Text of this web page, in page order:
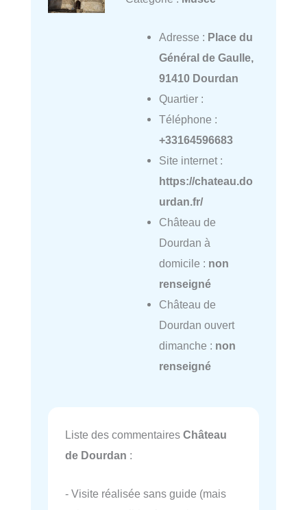
Adresse : Place du
Général de Gaulle,
91410 Dourdan
Quartier :
Téléphone :
+33164596683
Site internet :
https://chateau.do
urdan.fr/
Château de
Dourdan à
domicile : non
renseigné
Château de
Dourdan ouvert
dimanche : non
renseigné
Liste des commentaires Château
de Dourdan :
- Visite réalisée sans guide (mais